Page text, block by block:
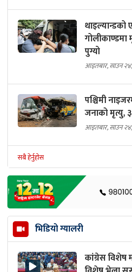
थाइल्यान्डको
पुग्यो
आइतबार, साउन
पश्चिमी
जनाको मृत्यु,
आइतबार, साउन
सबै हेर्नुहोस
भिडियो ग्यालरी
कांग्रेस विशेष